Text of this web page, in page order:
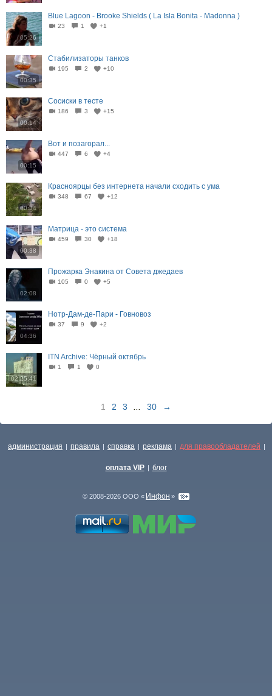
05:26
Blue Lagoon - Brooke Shields ( La Isla Bonita - Madonna )
23 1 +1
00:35
Стабилизаторы танков
195 2 +10
00:14
Сосиски в тесте
186 3 +15
00:15
Вот и позагорал...
447 6 +4
00:34
Красноярцы без интернета начали сходить с ума
348 67 +12
00:38
Матрица - это система
459 30 +18
02:08
Прожарка Энакина от Совета джедаев
105 0 +5
04:36
Нотр-Дам-де-Пари - Говновоз
37 9 +2
02:25:41
ITN Archive: Чёрный октябрь
1 1 0
1 2 3 30 →
администрация | правила | справка | реклама | для правообладателей |
оплата VIP | блог
© 2008-2026 ООО « Инфон »